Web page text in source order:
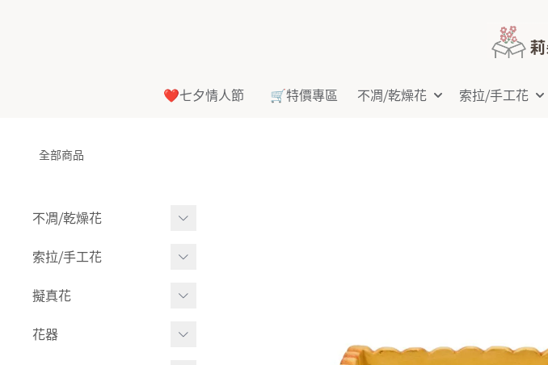
❤️七夕情人節 🛒特價專區 不凋⧸乾燥花 索拉⧸手工花
全部商品
不凋⧸乾燥花
多色組合
索拉⧸手工花
索拉花(有花莖)
擬真花
盆栽⧸成品
花器